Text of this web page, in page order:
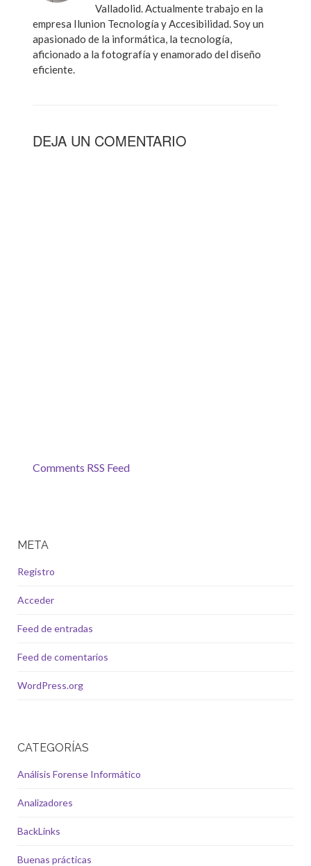
Valladolid. Actualmente trabajo en la
empresa Ilunion Tecnología y Accesibilidad. Soy un
apasionado de la informática, la tecnología,
aficionado a la fotografía y enamorado del diseño
eficiente.
DEJA UN COMENTARIO
Comments RSS Feed
META
Registro
Acceder
Feed de entradas
Feed de comentarios
WordPress.org
CATEGORÍAS
Análisis Forense Informático
Analizadores
BackLinks
Buenas prácticas